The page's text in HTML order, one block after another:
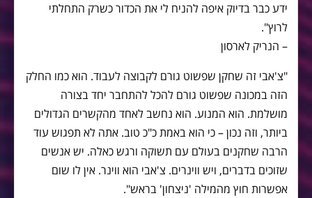
ידע כבר בדיוק איפה להניח לי את הכדור כשרק התחלתי
לרוץ".
– הנריק לארסון
"צ'אבי זה שחקן שפשוט גורם לקבוצה לעבוד. הוא כמו החלק
הזה במכונה שפשוט גורם להכל להתחבר יחד בצורה
מושלמת. הוא המנוע. הוא נחשב לאחד מהקשרים הגדולים
ביותר, וזה נכון – כי הוא באמת כ"כ טוב. אתה לא תפגוש עוד
הרבה שחקנים בעולם עם תשוקה ורגש כאלה. יש אנשים
שזוכים בדברים, ויש ווינרים. צ'אבי הוא ווינר. אין לו שום
אפשרות חוץ מהמילה 'ניצחון' בראש".